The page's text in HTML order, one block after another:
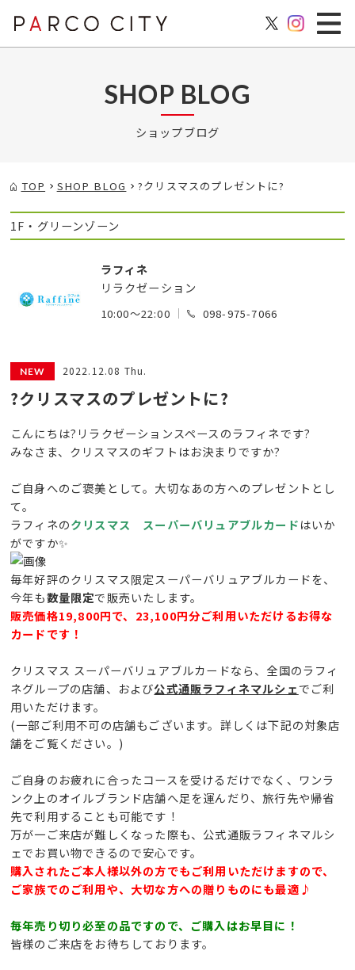
SHOP BLOG
ショップブログ
TOP SHOP BLOG ?クリスマスのプレゼントに?
1F・グリーンゾーン
ラフィネ
リラクゼーション
10:00～22:00 098-975-7066
2022.12.08 Thu.
?クリスマスのプレゼントに?
こんにちは?リラクゼーションスペースのラフィネです?
みなさま、クリスマスのギフトはお決まりですか?
ご自身へのご褒美として。大切なあの方へのプレゼントとし
て。
ラフィネのクリスマス スーパーバリュアブルカードはいか
がですか✨
毎年好評のクリスマス限定スーパーバリュアブルカードを、
今年も数量限定で販売いたします。
販売価格19,800円で、23,100円分ご利用いただけるお得な
カードです！
クリスマス スーパーバリュアブルカードなら、全国のラフィ
ネグループの店舗、および公式通販ラフィネマルシェでご利
用いただけます。
(一部ご利用不可の店舗もございます。詳しくは下記の対象店
舗をご覧ください。)
ご自身のお疲れに合ったコースを受けるだけでなく、ワンラ
ンク上のオイルブランド店舗へ足を運んだり、旅行先や帰省
先で利用することも可能です！
万が一ご来店が難しくなった際も、公式通販ラフィネマルシ
ェでお買い物できるので安心です。
購入されたご本人様以外の方でもご利用いただけますので、
ご家族でのご利用や、大切な方への贈りものにも最適♪
毎年売り切り必至の品ですので、ご購入はお早目に！
皆様のご来店をお待ちしております。